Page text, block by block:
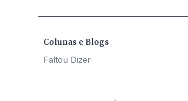
Colunas e Blogs
Faltou Dizer